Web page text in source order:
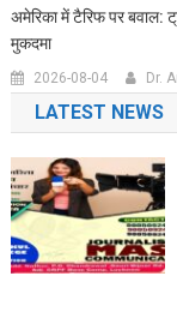
अमेरिका में टैरिफ पर बवाल:
मुकदमा
2026-08-04 Dr.
LATEST NEWS